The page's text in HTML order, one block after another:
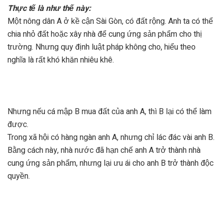
Thực tế là như thế này:
Một nông dân A ở kề cận Sài Gòn, có đất rộng. Anh ta có thể
chia nhỏ đất hoặc xây nhà để cung ứng sản phẩm cho thị
trường. Nhưng quy định luật pháp không cho, hiểu theo
nghĩa là rất khó khăn nhiêu khê.
Nhưng nếu cá mập B mua đất của anh A, thì B lại có thể làm
được.
Trong xã hội có hàng ngàn anh A, nhưng chỉ lác đác vài anh B.
Bằng cách này, nhà nước đã hạn chế anh A trở thành nhà
cung ứng sản phẩm, nhưng lại ưu ái cho anh B trở thành độc
quyền.